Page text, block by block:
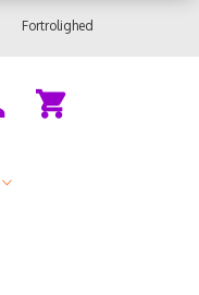
Fortrolighed